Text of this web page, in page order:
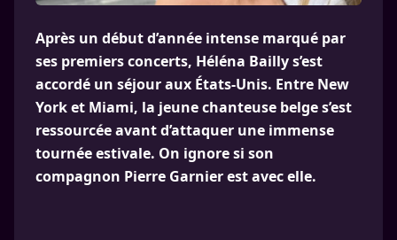
Après un début d’année intense marqué par
ses premiers concerts, Héléna Bailly s’est
accordé un séjour aux États-Unis. Entre New
York et Miami, la jeune chanteuse belge s’est
ressourcée avant d’attaquer une immense
tournée estivale. On ignore si son
compagnon Pierre Garnier est avec elle.